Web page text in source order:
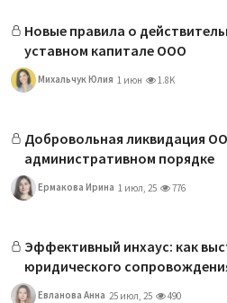
Новые правила о
уставном капитале ООО
Михальчук Юлия 1 июн 1.8K
Добровольная ликвидация
административном порядке
Ермакова Ирина 1 июл, 25 776
Эффективный инхаус: как
юридического
Евланова Анна 25 июл, 25 490